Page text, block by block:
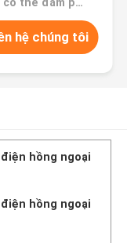
Giá bán：có thể đàm phán
hệ chúng tôi
hồng ngoại
hồng ngoại